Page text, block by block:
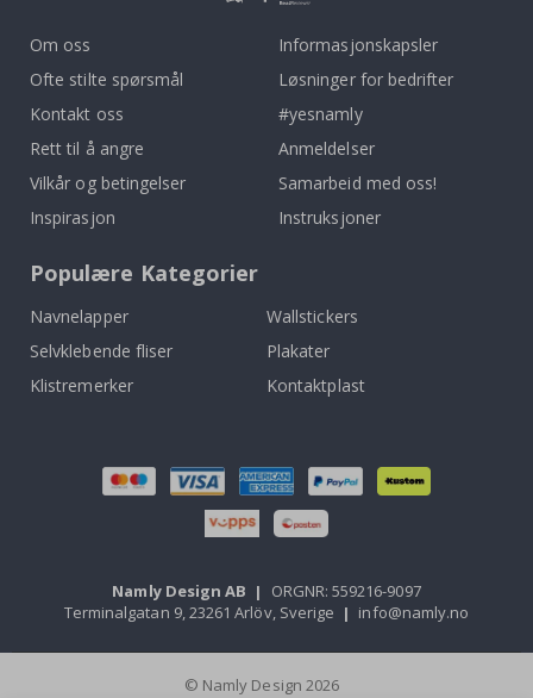
Om oss
Ofte stilte spørsmål
Kontakt oss
Rett til å angre
Vilkår og betingelser
Inspirasjon
Informasjonskapsler
Løsninger for bedrifter
#yesnamly
Anmeldelser
Samarbeid med oss!
Instruksjoner
Populære Kategorier
Navnelapper
Wallstickers
Selvklebende fliser
Plakater
Klistremerker
Kontaktplast
Namly Design AB |
ORGNR: 559216-9097
Terminalgatan 9, 23261 Arlöv, Sverige | info@namly.no
© Namly Design 2026